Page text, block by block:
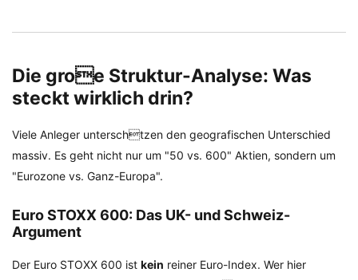
Die groe Struktur-Analyse: Was
steckt wirklich drin?
Viele Anleger unterschtzen den geografischen Unterschied
massiv. Es geht nicht nur um "50 vs. 600" Aktien, sondern um
"Eurozone vs. Ganz-Europa".
Euro STOXX 600: Das UK- und Schweiz-
Argument
Der Euro STOXX 600 ist kein reiner Euro-Index. Wer hier